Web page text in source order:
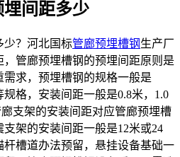
间距多少
少？河北国标管廊预埋槽钢生产厂
管廊预埋槽钢的预埋间距原则是
求，预埋槽钢的规格一般是
规格，安装间距一般是0.8米，1.0
支架的安装间距对应管廊预埋槽
架的安装间距一般是12米或24
槽道办法预留，悬挂设备基础一